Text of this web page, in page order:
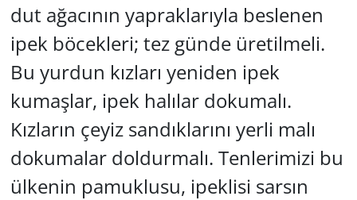
dut ağacının yapraklarıyla beslenen
ipek böcekleri; tez günde üretilmeli.
Bu yurdun kızları yeniden ipek
kumaşlar, ipek halılar dokumalı.
Kızların çeyiz sandıklarını yerli malı
dokumalar doldurmalı. Tenlerimizi bu
ülkenin pamuklusu, ipeklisi sarsın